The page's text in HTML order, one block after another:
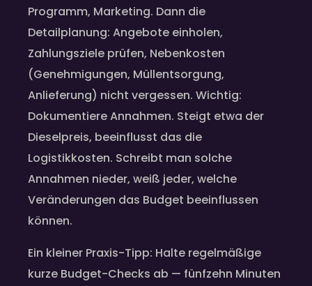
Programm, Marketing. Dann die
Detailplanung: Angebote einholen,
Zahlungsziele prüfen, Nebenkosten
(Genehmigungen, Müllentsorgung,
Anlieferung) nicht vergessen. Wichtig:
Dokumentiere Annahmen. Steigt etwa der
Dieselpreis, beeinflusst das die
Logistikkosten. Schreibt man solche
Annahmen nieder, weiß jeder, welche
Veränderungen das Budget beeinflussen
können.
Ein kleiner Praxis-Tipp: Halte regelmäßige
kurze Budget-Checks ab — fünfzehn Minuten